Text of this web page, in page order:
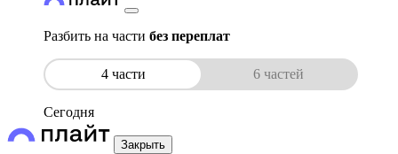
Разбить на части без переплат
4 части 6 частей
Сегодня
Закрыть